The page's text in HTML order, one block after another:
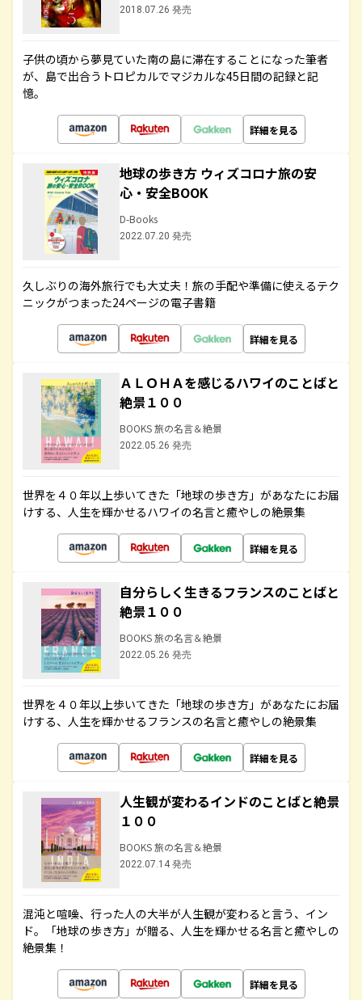
2018.07.26 発売
子供の頃から夢見ていた南の島に滞在することになった筆者
が、島で出合うトロピカルでマジカルな45日間の記録と記
憶。
詳細を見る
地球の歩き方 ウィズコロナ旅の安
心・安全BOOK
D-Books
2022.07.20 発売
久しぶりの海外旅行でも大丈夫！旅の手配や準備に使えるテク
ニックがつまった24ページの電子書籍
詳細を見る
ＡＬＯＨＡを感じるハワイのことばと
絶景１００
BOOKS 旅の名言＆絶景
2022.05.26 発売
世界を４０年以上歩いてきた「地球の歩き方」があなたにお届
けする、人生を輝かせるハワイの名言と癒やしの絶景集
詳細を見る
自分らしく生きるフランスのことばと
絶景１００
BOOKS 旅の名言＆絶景
2022.05.26 発売
世界を４０年以上歩いてきた「地球の歩き方」があなたにお届
けする、人生を輝かせるフランスの名言と癒やしの絶景集
詳細を見る
人生観が変わるインドのことばと絶景
１００
BOOKS 旅の名言＆絶景
2022.07.14 発売
混沌と喧噪、行った人の大半が人生観が変わると言う、イン
ド。「地球の歩き方」が贈る、人生を輝かせる名言と癒やしの
絶景集！
詳細を見る